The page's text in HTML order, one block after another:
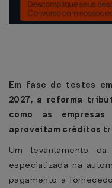
Em fase de testes
2027, a reforma
como as
aproveitam créditos
Um levantamento
especializada na
pagamento a